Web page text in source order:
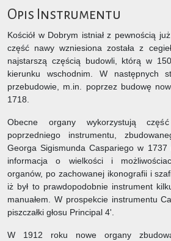
Opis Instrumentu
Kościół w Dobrym istniał z pewnością
część nawy wzniesiona została z
najstarszą częścią budowli, którą w
kierunku wschodnim. W następnych
przebudowie, m.in. poprzez budowę
1718.
Obecne organy wykorzystują
poprzedniego instrumentu,
Georga Sigismunda Caspariego w 1737
informacja o wielkości i
organów, po zachowanej ikonografii i
iż był to prawdopodobnie instrument
manuałem. W prospekcie instrumentu
piszczałki głosu Principal 4'.
W 1912 roku nowe organy